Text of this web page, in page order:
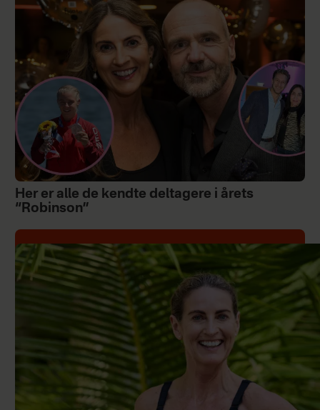
Her er alle de kendte deltagere i årets
“Robinson”